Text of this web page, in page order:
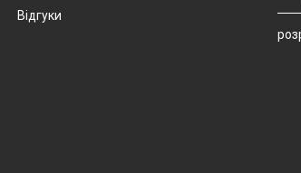
Відгуки